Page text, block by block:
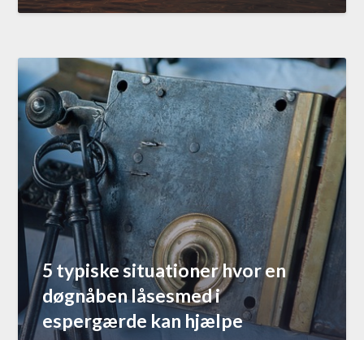
5 typiske situationer hvor en
døgnåben låsesmed i
espergærde kan hjælpe